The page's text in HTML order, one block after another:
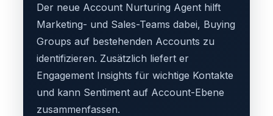
Der neue Account Nurturing Agent hilft
Marketing- und Sales-Teams dabei, Buying
Groups auf bestehenden Accounts zu
identifizieren. Zusätzlich liefert er
Engagement Insights für wichtige Kontakte
und kann Sentiment auf Account-Ebene
zusammenfassen.